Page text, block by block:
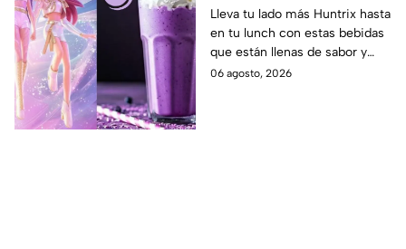
las guerreras Huntrix
para llevar a la escuela
este regreso a clases
2026; son saludables y
Lleva tu lado más Huntrix hasta
en tu lunch con estas bebidas
que están llenas de sabor y
frescura.
06 agosto, 2026